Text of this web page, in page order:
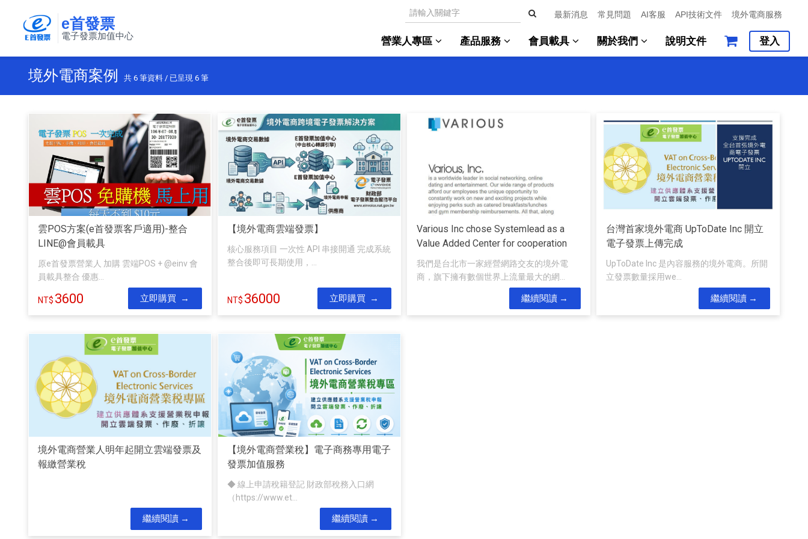
e首發票
電子發票加值中心
最新消息 常見問題 AI客服 API技術文件 境外電商服務
營業人專區 產品服務 會員載具 關於我們 說明文件 登入
境外電商案例 共 6 筆資料 / 已呈現 6 筆
雲POS方案(e首發票客戶適用)-整合
LINE@會員載具
原e首發票營業人 加購 雲端POS + @einv 會
員載具整合 優惠...
3600 立即購買
【境外電商雲端發票】
核心服務項目 一次性 API 串接開通 完成系統
整合後即可長期使用，...
36000 立即購買
Various Inc chose Systemlead as a
Value Added Center for cooperation
我們是台北市一家經營網路交友的境外電
商，旗下擁有數個世界上流量最大的網...
繼續閱讀
台灣首家境外電商 UpToDate Inc 開立
電子發票上傳完成
UpToDate Inc 是內容服務的境外電商。所開
立發票數量採用we...
繼續閱讀
境外電商營業人明年起開立雲端發票及
報繳營業稅
繼續閱讀
【境外電商營業稅】電子商務專用電子
發票加值服務
◆ 線上申請稅籍登記 財政部稅務入口網
（https://www.et...
繼續閱讀